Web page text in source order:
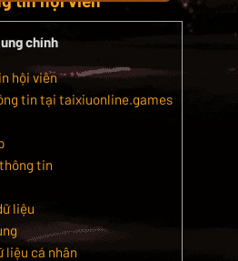
chính
hội viên
tin tại taixiuonline.games
tin
liệu
liệu cá nhân